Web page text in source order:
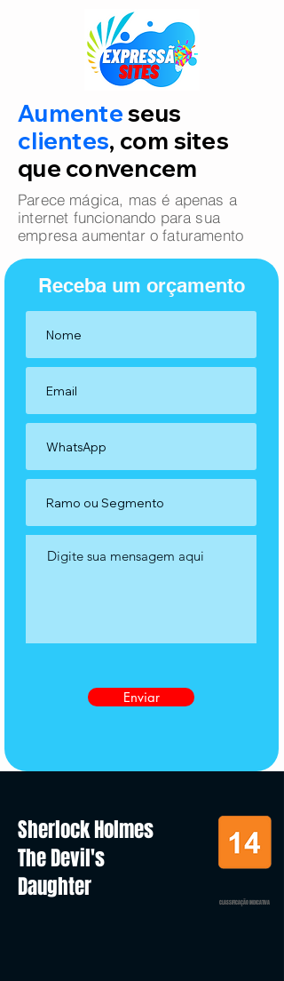
Aumenteseus
clientes, com sites
que convencem
Parece mágica, mas é apenas a
internet funcionando para sua
empresa aumentar o faturamento
Receba um orçamento
Enviar
Sherlock Holmes
The Devil's
Daughter
CLASSIFICAÇÃO INDICATIVA